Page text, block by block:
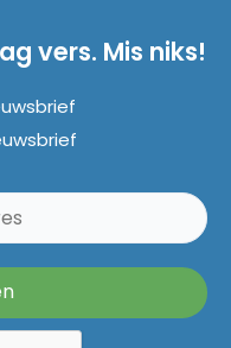
vers. Mis niks!